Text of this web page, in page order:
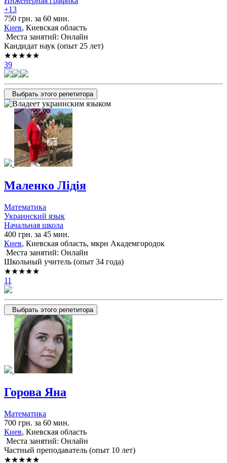
+13
750 грн. за 60 мин.
Киев, Киевская область
Места занятий: Онлайн
Кандидат наук (опыт 25 лет)
★★★★★
39
Выбрать этого репетитора
Маленко Лідія
Математика
Украинский язык
Начальная школа
400 грн. за 45 мин.
Киев, Киевская область, мкрн Академгородок
Места занятий: Онлайн
Школьный учитель (опыт 34 года)
★★★★★
11
Выбрать этого репетитора
Горова Яна
Математика
700 грн. за 60 мин.
Киев, Киевская область
Места занятий: Онлайн
Частный преподаватель (опыт 10 лет)
★★★★★